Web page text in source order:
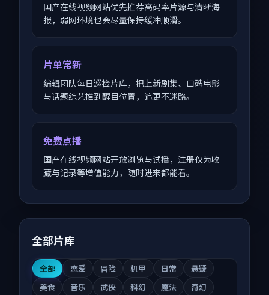
国产在线视频网站优先推荐高码率片源与清晰海
报，弱网环境也会尽量保持缓冲顺滑。
片单常新
编辑团队每日巡检片库，把上新剧集、口碑电影
与话题综艺推到醒目位置，追更不迷路。
免费点播
国产在线视频网站开放浏览与试播，注册仅为收
藏与记录等增值能力，随时进来都能看。
全部片库
全部 恋爱 冒险 机甲 日常
悬疑
美食
音乐 武侠 科幻 魔法
奇幻